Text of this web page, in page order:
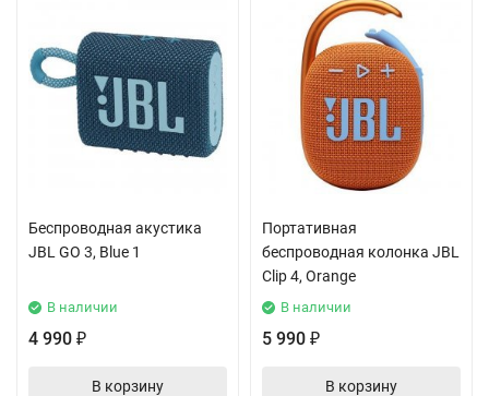
Беспроводная акустика
JBL GO 3, Blue 1
В наличии
4 990 ₽
В корзину
Портативная
беспроводная колонка JBL
Clip 4, Orange
В наличии
5 990 ₽
В корзину